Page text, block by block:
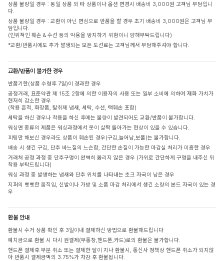
상품 불량일 경우 : 동일 상품 외 타 상품이나 옵션 변경시 배송비 3,000원 고객님 부담입니
다.
상품 불량일 경우 : 교환이 아닌 변심으로 반품을 할 경우 초기 배송비 3,000원은 고객님 부
담입니다.
(인위적인 훼손 & 수선 등의 악용을 방지하기 위함이니 양해부탁드립니다)
*교환/반품시에도 추가 발생되는 모든 도선료는 고객님께서 부담해주셔야 합니다.
교환/반품이 불가한 경우
반품기한(상품 수령후 7일)이 경과한 경우
공정거래, 표준약관 제 15조 2항에 의한 이용자의 사용 또는 일부 소비에 의하여 재화 가치가
현저히 감소한 경우
(착용 흔적, 화장품, 탈취제 냄새, 세탁, 수선, 택훼손 포함)
세탁을 하신 경우나 착용을 하신 후에는 불량이 발견되어도 교환/반품이 불가합니다.
워싱면 종류의 제품은 워싱과정에서 옷이 살짝 돌아가는 현상이 있을 수 있습니다.
피팅만 해보신 경우라도 상품이 훼손된 경우(구김,늘어남,보풀)는 불가합니다.
배송 시 생긴 구김, 단추 바느질의 느슨함, 간단한 손질이 가능한 마감실 처리가 미흡한 경우
거래처 공정 과정 중 단추구멍이 완벽히 뚫리지 않은 경우 (가위로 간단하게 구멍을 내주신 뒤
착용 부탁드립니다)
워싱 과정 중 발생하는 냄새와 단추 위치를 나타내는 초크 자국이 남은 경우
지퍼의 뻣뻣한 움직임, 신발이나 가방 및 소품 마감 처리에서 생긴 소량의 본드 자국이 있는 경
우
환불 안내
환불시 수거 상품 확인 후 3일이내 결제하신 방법으로 환불해드립니다
예치금으로 환불 시 다시 원결제(무통장,핸드폰,카드)로의 환불은 불가합니다.
핸드폰 결제후 부분 취소 또는 결제한 달이 지나 환불시, 통신사 정책상 핸드폰 취소가 되지않
아 반품시 결제금액의 3.75%가 차감 후 환불됩니다.